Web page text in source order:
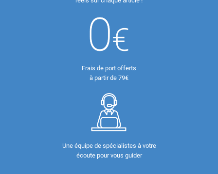
Frais de port offerts
à partir de 79€
Une équipe de spécialistes à votre
écoute pour vous guider